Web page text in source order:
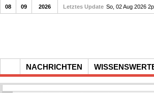
NACHRICHTEN
08 09 2026 Letztes Update So, 02 Aug 2026